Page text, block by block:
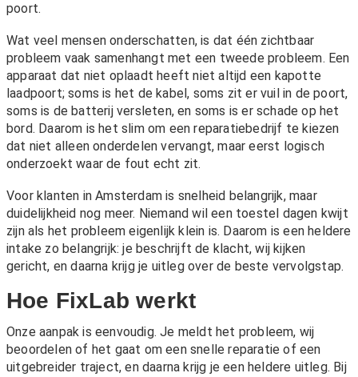
poort.
Wat veel mensen onderschatten, is dat één zichtbaar
probleem vaak samenhangt met een tweede probleem. Een
apparaat dat niet oplaadt heeft niet altijd een kapotte
laadpoort; soms is het de kabel, soms zit er vuil in de poort,
soms is de batterij versleten, en soms is er schade op het
bord. Daarom is het slim om een reparatiebedrijf te kiezen
dat niet alleen onderdelen vervangt, maar eerst logisch
onderzoekt waar de fout echt zit.
Voor klanten in Amsterdam is snelheid belangrijk, maar
duidelijkheid nog meer. Niemand wil een toestel dagen kwijt
zijn als het probleem eigenlijk klein is. Daarom is een heldere
intake zo belangrijk: je beschrijft de klacht, wij kijken
gericht, en daarna krijg je uitleg over de beste vervolgstap.
Hoe FixLab werkt
Onze aanpak is eenvoudig. Je meldt het probleem, wij
beoordelen of het gaat om een snelle reparatie of een
uitgebreider traject, en daarna krijg je een heldere uitleg. Bij